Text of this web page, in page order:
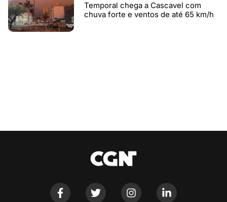
Temporal chega a Cascavel com
chuva forte e ventos de até 65 km/h